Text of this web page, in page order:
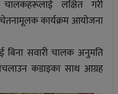
चालकहरूलाई लक्षित गरी
कार्यक्रम आयोजना
बिना सवारी चालक अनुमति
कडाइका साथ आग्रह